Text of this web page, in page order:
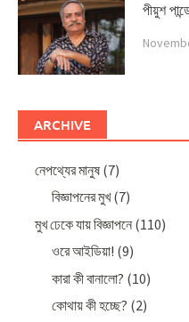
পীয়ুশ
ARCHIVE
নেপথ্যের মানুষ (7)
বিজ্ঞাপনের মুখ(7)
মুখ ঢেকে যায় বিজ্ঞাপনে (110)
ওরে আইডিয়া! (9)
কারা কী বানালো? (10)
কোথায় কী হচ্ছে? (2)